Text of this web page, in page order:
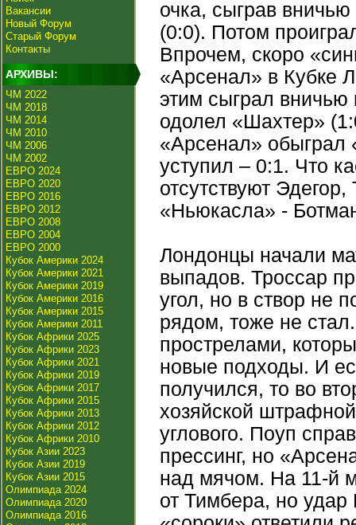
Вакансии
Новый Форум
Старый Форум
Контакты
АРХИВЫ:
ЧМ 2022
ЧМ 2018
ЧМ 2014
ЧМ 2010
ЧМ 2006
ЧМ 2002
ЕВРО 2024
ЕВРО 2020
ЕВРО 2016
ЕВРО 2012
ЕВРО 2008
ЕВРО 2004
ЕВРО 2000
Кубок Америки 2024
Кубок Америки 2021
Кубок Америки 2019
Кубок Америки 2016
Кубок Америки 2015
Кубок Америки 2011
Кубок Африки 2025
Кубок Африки 2023
Кубок Африки 2021
Кубок Африки 2019
Кубок Африки 2017
Кубок Африки 2015
Кубок Африки 2013
Кубок Африки 2012
Кубок Африки 2010
Кубок Азии 2023
Кубок Азии 2019
Кубок Азии 2015
Олимпиада 2024
Олимпиада 2020
Олимпиада 2016
очка, сыграв
(0:0). Потом
Впрочем, скоро
«Арсенал» в Кубке
этим сыграл
одолел «Шахтер»
«Арсенал» обыграл
уступил – 0:1. Что
отсутствуют
«Ньюкасла» -
Лондонцы начали
выпадов. Троссар
угол, но в створ не
рядом, тоже не
прострелами,
новые подходы. И
получился, то во
хозяйской
углового. Поуп
прессинг, но
над мячом. На 11-й
от Тимбера, но